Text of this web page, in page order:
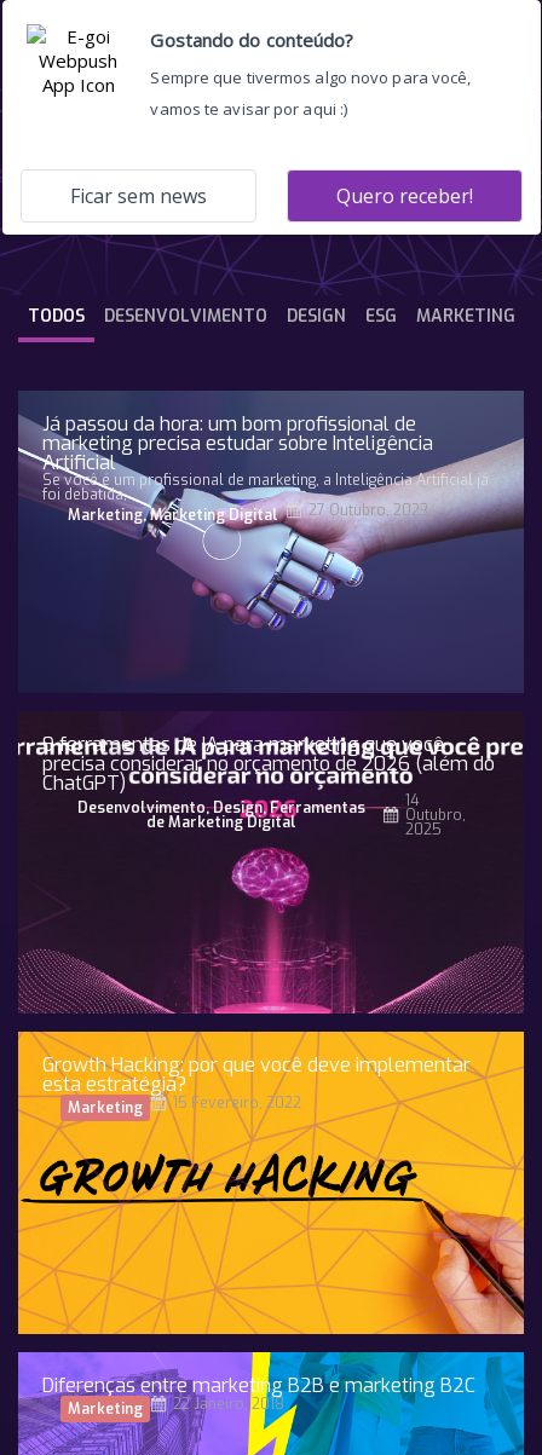
identidade visual
DESENVOLVIMENTO DESIGN ESG MARKETING
TODOS
Já passou da hora: um bom profissional de
marketing precisa estudar sobre Inteligência
Artificial
Se você é um profissional de marketing, a Inteligência Artificial já
foi debatida,
Marketing,Marketing Digital 27 Outubro, 2023
9 ferramentas de IA para marketing que você
precisa considerar no orçamento de 2026 (além do
ChatGPT)
Desenvolvimento,Design,Ferramentas
de Marketing Digital
14
Outubro,
2025
Growth Hacking: por que você deve implementar
esta estratégia?
Marketing 15 Fevereiro, 2022
Diferenças entre marketing B2B e marketing B2C
Marketing 22 Janeiro, 2018